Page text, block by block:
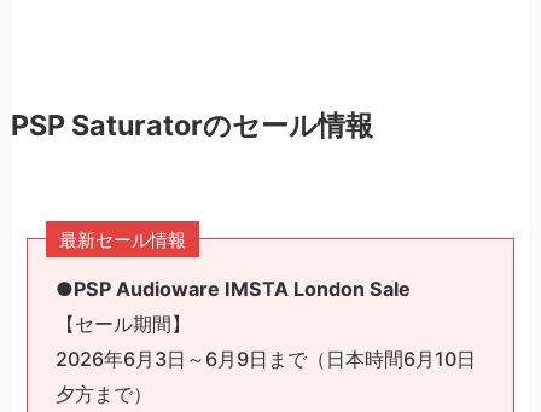
PSP Saturatorのセール情報
最新セール情報
●PSP Audioware IMSTA London Sale
【セール期間】
2026年6月3日～6月9日まで（日本時間6月10日
夕方まで）